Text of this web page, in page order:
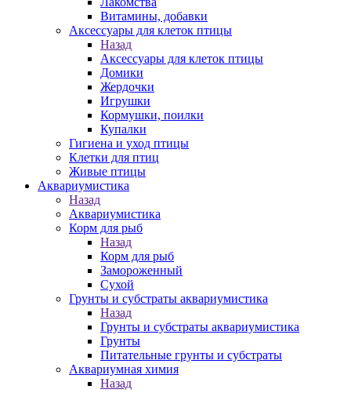
Витамины, добавки
Аксессуары для клеток птицы
Назад
Аксессуары для клеток птицы
Домики
Жердочки
Игрушки
Кормушки, поилки
Купалки
Гигиена и уход птицы
Клетки для птиц
Живые птицы
Аквариумистика
Назад
Аквариумистика
Корм для рыб
Назад
Корм для рыб
Замороженный
Сухой
Грунты и субстраты аквариумистика
Назад
Грунты и субстраты аквариумистика
Грунты
Питательные грунты и субстраты
Аквариумная химия
Назад